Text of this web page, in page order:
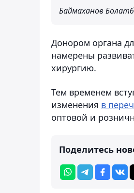
Баймаханов
Донором органа
намерены
хирургию.
Тем временем
изменения в
оптовой и
Поделитесь